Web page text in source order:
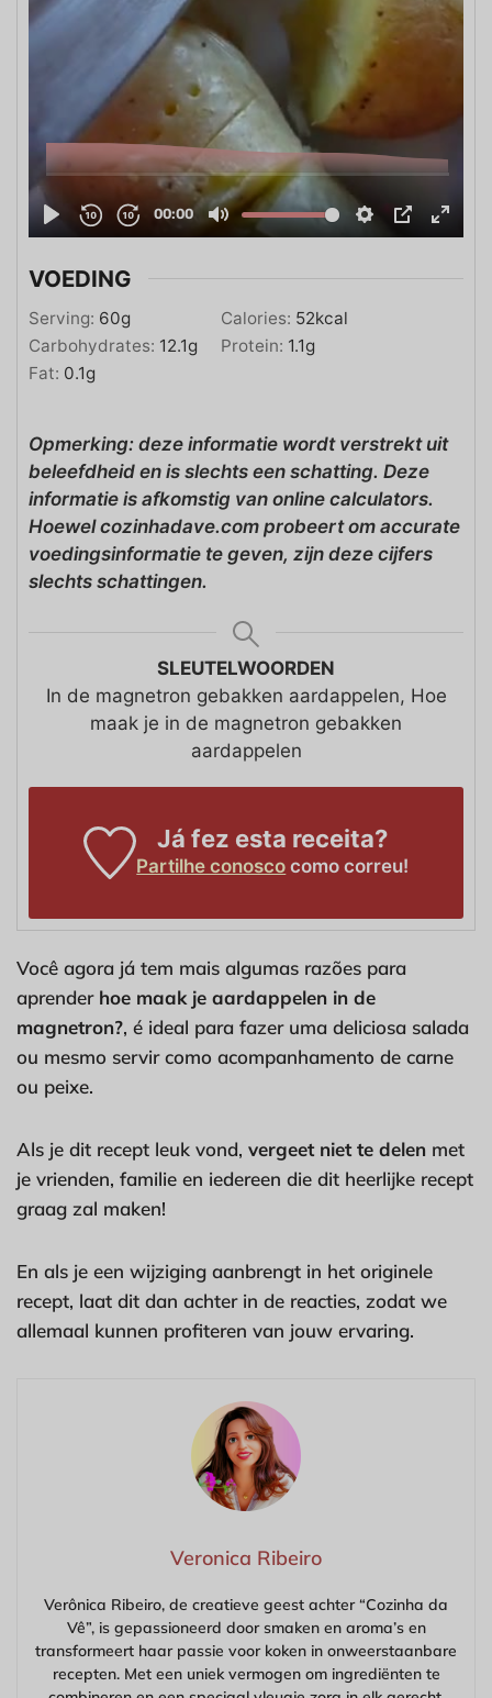
VOEDING
Serving: 60g Calories: 52kcal
Carbohydrates: 12.1g Protein: 1.1g
Fat: 0.1g
Opmerking: deze informatie wordt verstrekt uit
beleefdheid en is slechts een schatting. Deze
informatie is afkomstig van online calculators.
Hoewel cozinhadave.com probeert om accurate
voedingsinformatie te geven, zijn deze cijfers
slechts schattingen.
SLEUTELWOORDEN
In de magnetron gebakken aardappelen, Hoe
maak je in de magnetron gebakken
aardappelen
Já fez esta receita?
Partilhe conosco como correu!
Você agora já tem mais algumas razões para
aprender hoe maak je aardappelen in de
magnetron?, é ideal para fazer uma deliciosa salada
ou mesmo servir como acompanhamento de carne
ou peixe.
Als je dit recept leuk vond, vergeet niet te delen met
je vrienden, familie en iedereen die dit heerlijke recept
graag zal maken!
En als je een wijziging aanbrengt in het originele
recept, laat dit dan achter in de reacties, zodat we
allemaal kunnen profiteren van jouw ervaring.
Veronica Ribeiro
Verônica Ribeiro, de creatieve geest achter “Cozinha da
Vê”, is gepassioneerd door smaken en aroma’s en
transformeert haar passie voor koken in onweerstaanbare
recepten. Met een uniek vermogen om ingrediënten te